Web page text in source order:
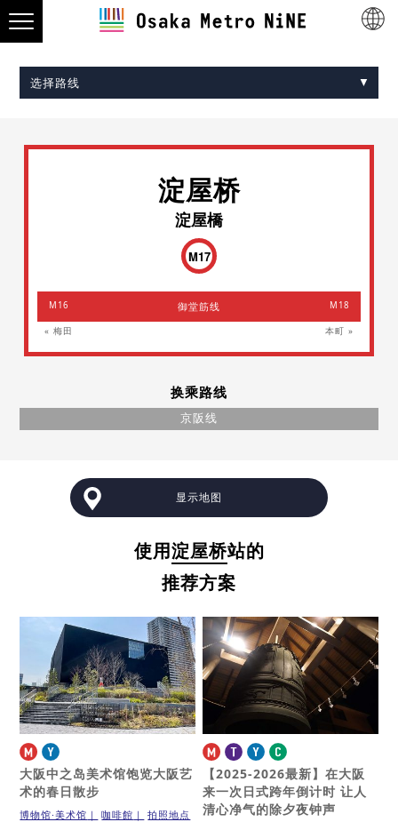
选择路线
淀屋桥
淀屋橋
M17
M16 御堂筋线 M18
« 梅田 本町 »
换乘路线
京阪线
显示地图
使用淀屋桥站的
推荐方案
大阪中之岛美术馆饱览大阪艺
术的春日散步
博物馆·美术馆 咖啡館
拍照地点
【2025-2026最新】在大阪
来一次日式跨年倒计时让人
清心净气的除夕夜钟声